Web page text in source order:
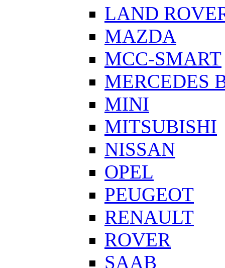
LAND
MAZDA
MCC-SMART
MERCEDES
MINI
MITSUBISHI
NISSAN
OPEL
PEUGEOT
RENAULT
ROVER
SAAB